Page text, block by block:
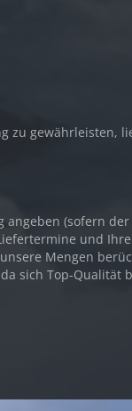
zu gewährleisten,
(sofern
und
Mengen
sich Top-Qualität